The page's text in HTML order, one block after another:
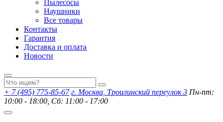
Пылесосы
Наушники
Все товары
Контакты
Гарантия
Доставка и оплата
Новости
+ 7 (495) 775-85-67 г. Москва, Троилинский переулок 3 Пн-пт:
10:00 - 18:00, Сб: 11:00 - 17:00